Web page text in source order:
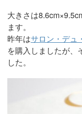
大きさは
ます。
昨年はサロン・デュ
を購入しましたが、
した。